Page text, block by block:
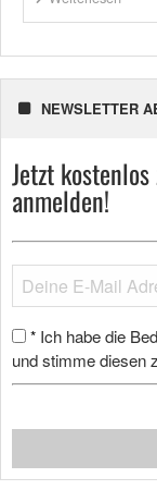
NEWSLETTER
Jetzt
anmelden!
* Ich habe die
und stimme diesen